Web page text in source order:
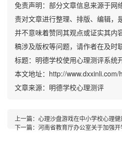
免责声明：部分文章信息来源于网
责对文章进行整理、排版、编辑，
并不意味着赞同其观点或证实其内
稿涉及版权等问题，请作者在及时
标题：明德学校使用心理测评系统
本文地址：http://
文章来源：明德学校心理测评
上一篇： 心理沙盘游戏在中小学校心理
下一篇： 河南省教育厅办公室关于加强